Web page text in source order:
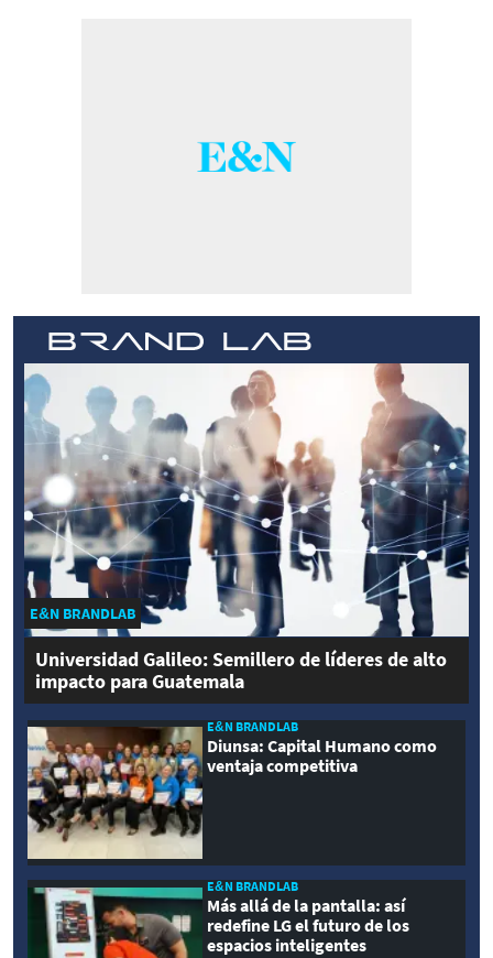
E&N BRANDLAB
Universidad Galileo: Semillero de líderes de alto
impacto para Guatemala
E&N BRANDLAB
Diunsa: Capital Humano como
ventaja competitiva
E&N BRANDLAB
Más allá de la pantalla: así
redefine LG el futuro de los
espacios inteligentes